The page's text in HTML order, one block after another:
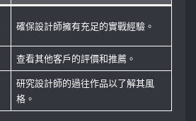
確保設計師擁有充足的實戰經驗。
查看其他客戶的評價和推薦。
研究設計師的過往作品以了解其風
格。